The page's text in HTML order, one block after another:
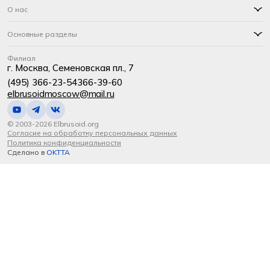
О нас
Основные разделы
Филиал
г. Москва, Семеновская пл., 7
(495) 366-23-54366-39-60
elbrusoidmoscow@mail.ru
© 2003-2026 Elbrusoid.org
Согласие на обработку персональных данных
Политика конфиденциальности
Сделано в OKTTA